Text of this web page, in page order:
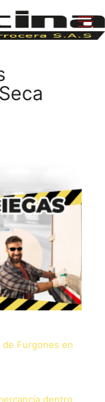
Furgones en
dentro